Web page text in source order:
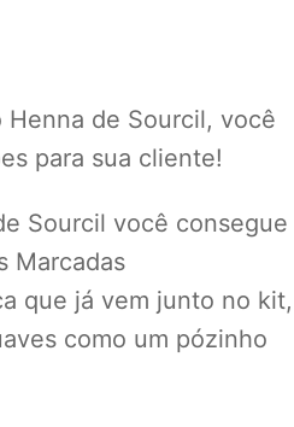
Henna de Sourcil, você
para sua cliente!
Sourcil você consegue
Marcadas
que já vem junto no kit,
como um pózinho